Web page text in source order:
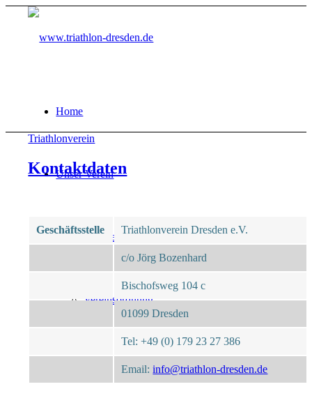
Home
Unser Verein
Ansprechpartner
Vereinsordnung
Triathlonverein
Kontaktdaten
Geschäftsstelle Triathlonverein Dresden e.V.
c/o Jörg Bozenhard
Bischofsweg 104 c
01099 Dresden
Tel: +49 (0) 179 23 27 386
Email: info@triathlon-dresden.de